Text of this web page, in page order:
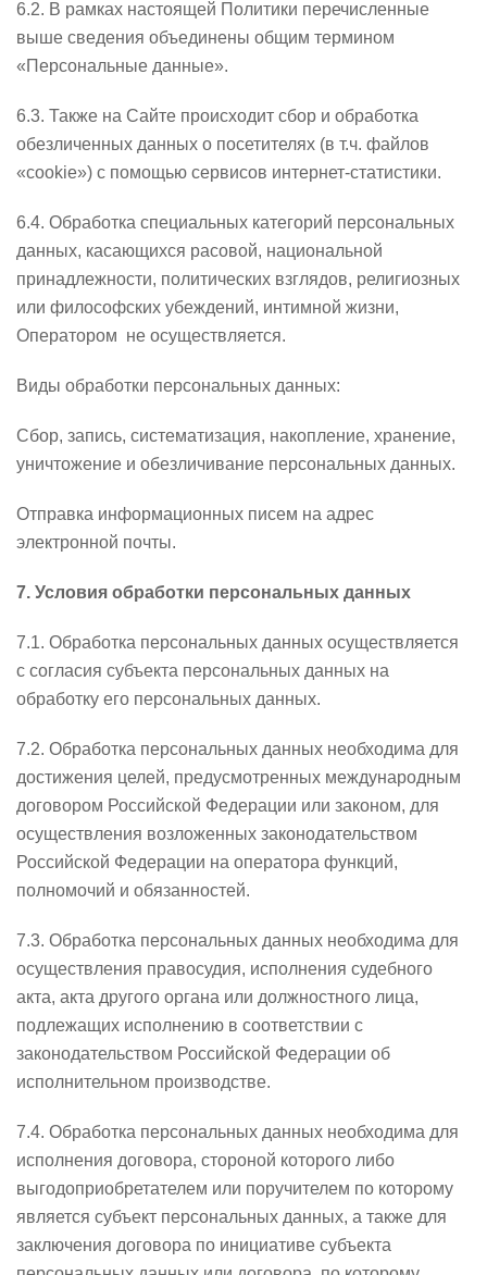
6.2. В рамках настоящей Политики перечисленные
выше сведения объединены общим термином
«Персональные данные».
6.3. Также на Сайте происходит сбор и обработка
обезличенных данных о посетителях (в т.ч. файлов
«cookie») с помощью сервисов интернет-статистики.
6.4. Обработка специальных категорий персональных
данных, касающихся расовой, национальной
принадлежности, политических взглядов, религиозных
или философских убеждений, интимной жизни,
Оператором не осуществляется.
Виды обработки персональных данных:
Сбор, запись, систематизация, накопление, хранение,
уничтожение и обезличивание персональных данных.
Отправка информационных писем на адрес
электронной почты.
7. Условия обработки персональных данных
7.1. Обработка персональных данных осуществляется
с согласия субъекта персональных данных на
обработку его персональных данных.
7.2. Обработка персональных данных необходима для
достижения целей, предусмотренных международным
договором Российской Федерации или законом, для
осуществления возложенных законодательством
Российской Федерации на оператора функций,
полномочий и обязанностей.
7.3. Обработка персональных данных необходима для
осуществления правосудия, исполнения судебного
акта, акта другого органа или должностного лица,
подлежащих исполнению в соответствии с
законодательством Российской Федерации об
исполнительном производстве.
7.4. Обработка персональных данных необходима для
исполнения договора, стороной которого либо
выгодоприобретателем или поручителем по которому
является субъект персональных данных, а также для
заключения договора по инициативе субъекта